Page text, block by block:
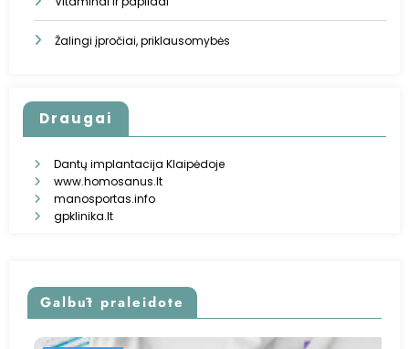
Žalingi įpročiai, priklausomybės
Draugai
Dantų implantacija Klaipėdoje
www.homosanus.lt
manosportas.info
gpklinika.lt
Galbūt praleidote